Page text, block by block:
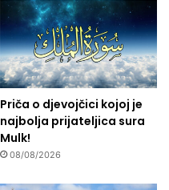
Priča o djevojčici kojoj je
najbolja prijateljica sura
Mulk!
08/08/2026